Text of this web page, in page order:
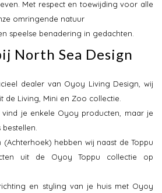
Met respect en toewijding voor alle
omringende natuur
speelse benadering in gedachten.
North Sea Design
dealer van Oyoy Living Design, wij
de Living, Mini en Zoo collectie.
je enkele Oyoy producten, maar je
hebben wij naast de Toppu
uit de Oyoy Toppu collectie op
en styling van je huis met Oyoy